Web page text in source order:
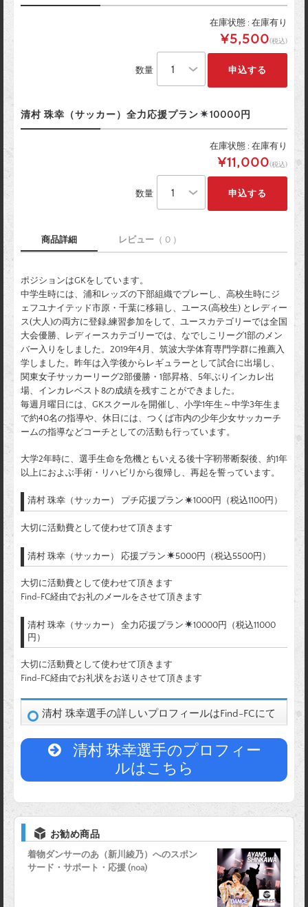
在庫状態 : 在庫有り
¥5,500(税込)
数量
清村 珠幸（サッカー）全力応援プラン 10000円
在庫状態 : 在庫有り
¥11,000(税込)
数量
商品詳細 レビュー （ 0 ）
ポジションはGKをしています。
中学生時には、浦和レッズの下部組織でプレーし、高校生時にジ
ェフユナイテッド市原・千葉に移籍し、ユース(高校生) とレディー
ス(大人)の両方に登録,練習参加をして、ユースカテゴリーでは全国
大会優勝、レディースカテゴリーでは、なでしこリーグ1部のメン
バー入りをしました。2019年4月、筑波大学体育専門学群に推薦入
学しました。昨年は入学後からレギュラーとして試合に出場し、
関東女子サッカーリーグ2部優勝・1部昇格、5年ぶりインカレ出
場、インカレベスト8の成績を残すことができました。
毎週月曜日には、GKスクールを開催し、小学1年生～中学3年生ま
で約40名の指導や、休日には、つくば市内の少年少女サッカーチ
ームの指導などコーチとしての活動も行っています。
大学2年時に、選手生命を危機ともいえる後十字靭帯断裂後、約1年
以上におよぶ手術・リハビリから復帰し、再起を誓っています。
清村 珠幸（サッカー） プチ応援プラン 1000円（税込1100円）
大切に活動費として使わせて頂きます
清村 珠幸（サッカー） 応援プラン 5000円（税込5500円）
大切に活動費として使わせて頂きます
Find-FC経由でお礼のメールをさせて頂きます
清村 珠幸（サッカー） 全力応援プラン
10000円（税込11000
円）
大切に活動費として使わせて頂きます
Find-FC経由でお礼状をお送りさせて頂きます
清村 珠幸選手の詳しいプロフィールはFind-FCにて
清村 珠幸選手のプロフィー
ルはこちら
お勧め商品
着物ダンサーのあ（新川綾乃）へのスポン
サード・サポート・応援 (noa)